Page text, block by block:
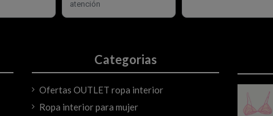
Categorias
Ofertas OUTLET ropa interior
Ropa interior para mujer